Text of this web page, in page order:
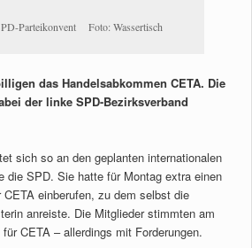
Parteikonvent Foto: Wassertisch
das Handelsabkommen CETA. Die
der linke SPD-Bezirksverband
sich so an den geplanten internationalen
die SPD. Sie hatte für Montag extra einen
einberufen, zu dem selbst die
anreiste. Die Mitglieder stimmten am
CETA – allerdings mit Forderungen.